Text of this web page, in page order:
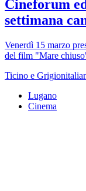
Cineforum
settimana
Venerdì 15 marzo
del film "Mare
Ticino e
Lugano
Cinema